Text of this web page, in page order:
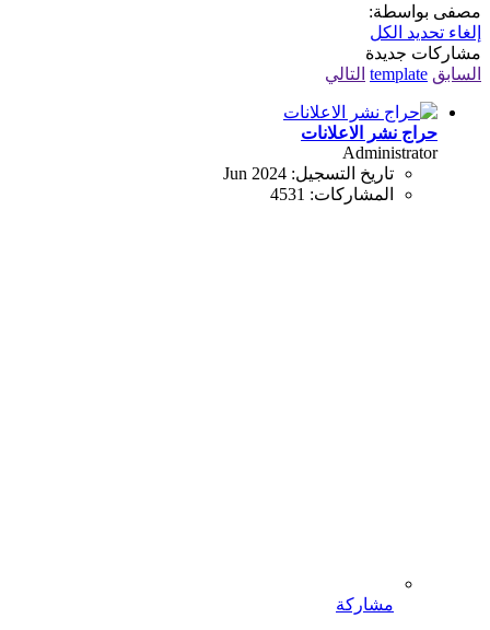
مصفى بواسطة:
إلغاء تحديد الكل
مشاركات جديدة
السابق template التالي
حراج نشر الاعلانات
Administrator
تاريخ التسجيل: Jun 2024
المشاركات: 4531
مشاركة